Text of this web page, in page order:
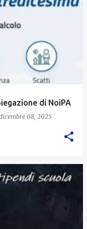
di NoiPA
08, 2025